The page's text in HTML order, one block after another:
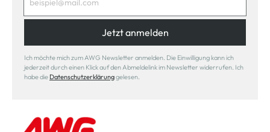
Jetzt anmelden
Ich möchte mich zum AWG Newsletter anmelden. Die Einwilligung kann ich
jederzeit durch einen Klick auf den Abmeldelink im Newsletter widerrufen. Ich
habe die Datenschutzerklärunggelesen.